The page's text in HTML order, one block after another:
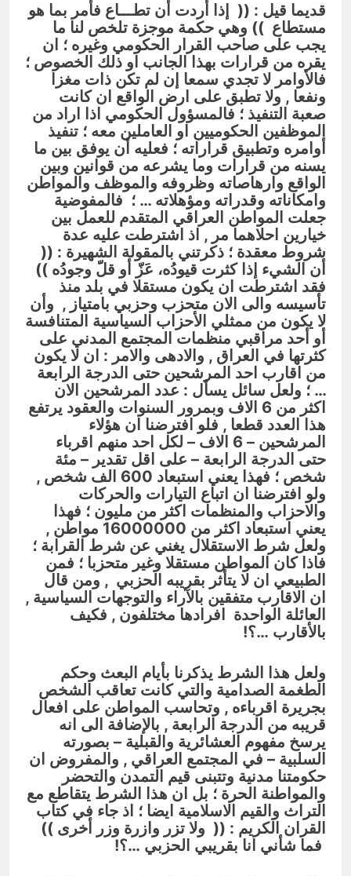
قديما قيل : ((
إذا أردت أن تطـــاع فأمر بما هو
مستطاع )) وهي حكمة موجزة تلخص لنا ما
يجب على صاحب القرار الحكومي وغيره ؛ ان
يقره من قرارات بهذا الجانب او ذلك الخصوص ؛
فالأوامر لا تجدي سمعا إن لم تكن ذات مغزا
ونفعا , ولا تطبق على ارض الواقع ان كانت
صعبة التنفيذ ؛ فالمسؤول الحكومي اذا اراد من
الموظفين الحكوميين او العاملين معه ؛ تنفيذ
أوامره وتطبيق قراراته ؛ فعليه أن يوفق بين ما
يسنه من قرارات وما يشرعه من قوانين وبين
الواقع وارهاصاته وظروفه والموظف والمواطن
وامكاناته وقدراته ومؤهلاته … ؛ فالمفوضية
جعلت المواطن العراقي المتقدم للعمل بين
خيارين احلاهما مر , اذ اشترطت عليه عدة
شروط معقدة ؛ ذكرتني بالمقولة الشهيرة : ((
أن الشيء إذا كثرت قيودُه، عَزّ أو قلّ وجودُه ))
فقد اشترطت ان يكون مستقلا في بلد منذ
تأسيسه والى الان متحزب وحزبي بامتياز , وأن
لا يكون من ممثلي الأحزاب السياسية المتنافسة
أو أحد مراقبي منظمات المجتمع المدني على
كثرتها في العراق , والادهى والامر : ان لا يكون
من اقارب احد المرشحين حتى الدرجة الرابعة
… ؛ ولعل سائل يسأل : عدد المرشحين الان
اكثر من 6 الاف وبمرور السنوات والعقود يرتفع
هذا العدد قطعا , فلو افترضنا ان هؤلاء
المرشحين – 6 الاف – لكل احد منهم اقرباء
حتى الدرجة الرابعة – على اقل تقدير – مئة
شخص ؛ فهذا يعني استبعاد 600 الف شخص ,
ولو افترضنا ان اتباع التيارات والحركات
والاحزاب والمنظمات اكثر من مليون ؛ فهذا
يعني استبعاد اكثر من 16000000
مواطن ,
ولعل شرط الاستقلال يغني عن شرط القرابة ؛
فاذا كان المواطن مستقلا وغير متحزبا ؛ فمن
الطبيعي ان لا يتأثر بقريبه الحزبي , ومن قال
ان الاقارب متفقين بالآراء والتوجهات السياسية ,
العائلة الواحدة افرادها مختلفون , فكيف
بالأقارب …؟!
ولعل هذا الشرط يذكرنا بأيام البعث وحكم
الطغمة الصدامية والتي كانت تعاقب الشخص
بجريرة اقرباءه , وتحاسب المواطن على افعال
قريبه من الدرجة الرابعة , بالإضافة الى انه
يرسخ مفهوم العشائرية والقبلية – بصورته
السلبية – في المجتمع العراقي , والمفروض ان
حكومتنا مدنية وتتبنى قيم التمدن والتحضر
والمواطنة الحرة ؛ بل ان هذا الشرط يتقاطع مع
التراث والقيم الاسلامية ايضا ؛ اذ جاء في كتاب
القران الكريم : (( ولا تزر وازرة وزر أخرى ))
فما شأني انا بقريبي الحزبي …؟!